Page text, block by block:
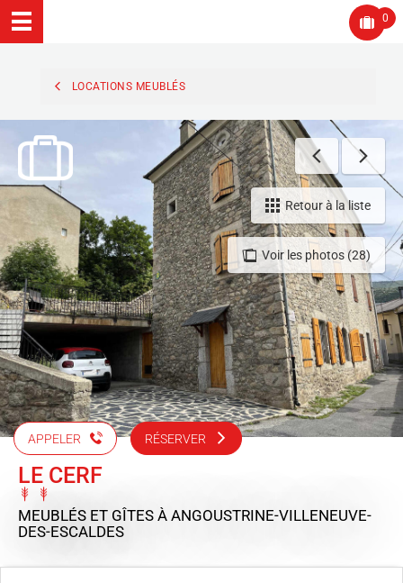
0
LOCATIONS MEUBLÉS
Voir les photos (28)
Retour à la liste
APPELER RÉSERVER
LE CERF
MEUBLÉS ET GÎTES À ANGOUSTRINE-VILLENEUVE-
DES-ESCALDES